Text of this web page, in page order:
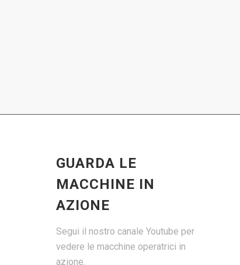
GUARDA LE
MACCHINE IN
AZIONE
Segui il nostro canale Youtube per
vedere le macchine operatrici in
azione.